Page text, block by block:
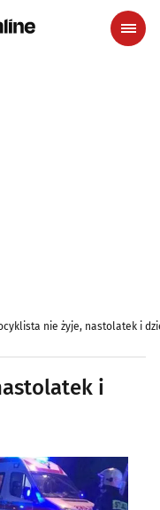
nie żyje, nastolatek i
i